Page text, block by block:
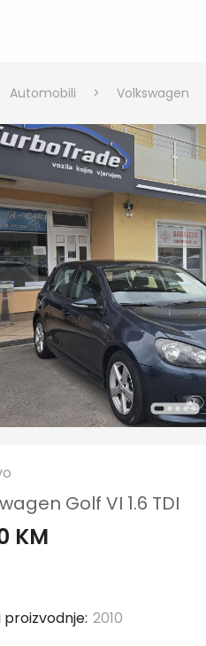
Automobili > Volkswagen
Golf VI 1.6 TDI
KM
proizvodnje:
2010